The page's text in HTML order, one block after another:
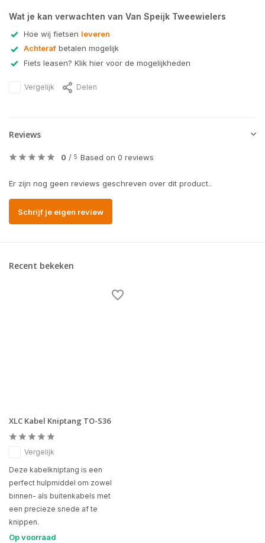
Wat je kan verwachten van Van Speijk Tweewielers
Hoe wij fietsen leveren
Achteraf betalen mogelijk
Fiets leasen? Klik hier voor de mogelijkheden
Vergelijk Delen
Reviews
0 / 5 Based on 0 reviews
Er zijn nog geen reviews geschreven over dit product..
Schrijf je eigen review
Recent bekeken
XLC Kabel Kniptang TO-S36
Vergelijk
Deze kabelkniptang is een
perfect hulpmiddel om zowel
binnen- als buitenkabels met
een precieze snede af te
knippen.
Op voorraad